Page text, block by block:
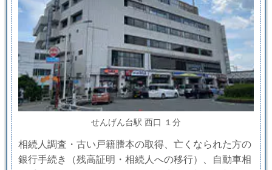
せんげん台駅 西口 １分
相続人調査・古い戸籍謄本の取得、亡くなられた方の
銀行手続き（残高証明・相続人への移行）、自動車相